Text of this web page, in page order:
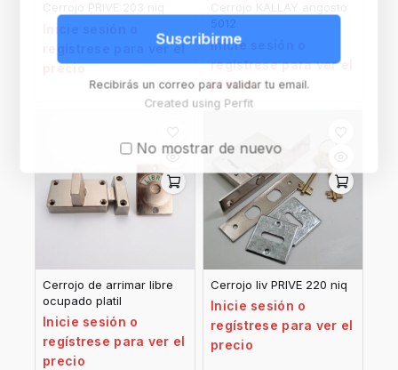
regístrese para ver el
precio
Inicie sesión o
regístrese para ver el
precio
Cerrojo de arrimar libre
ocupado platil
Inicie sesión o
regístrese para ver el
precio
Cerrojo liv PRIVE 220 niq
Inicie sesión o
regístrese para ver el
precio
Suscribirme
Recibirás un correo para validar tu email.
Created using Perfit
No mostrar de nuevo